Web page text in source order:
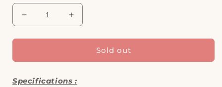
Decrease
quantity
for
10850G2
Mini,
Increase
quantity
for
SKYVISION,
10850G2
Mini,
Sold out
Specifications :